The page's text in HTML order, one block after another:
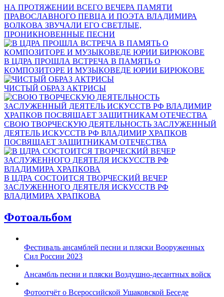
НА ПРОТЯЖЕНИИ ВСЕГО ВЕЧЕРА ПАМЯТИ
ПРАВОСЛАВНОГО ПЕВЦА И ПОЭТА ВЛАДИМИРА
ВОЛКОВА ЗВУЧАЛИ ЕГО СВЕТЛЫЕ,
ПРОНИКНОВЕННЫЕ ПЕСНИ
В ЦДРА ПРОШЛА ВСТРЕЧА В ПАМЯТЬ О
КОМПОЗИТОРЕ И МУЗЫКОВЕДЕ ЮРИИ БИРЮКОВЕ
ЧИСТЫЙ ОБРАЗ АКТРИСЫ
СВОЮ ТВОРЧЕСКУЮ ДЕЯТЕЛЬНОСТЬ ЗАСЛУЖЕННЫЙ
ДЕЯТЕЛЬ ИСКУССТВ РФ ВЛАДИМИР ХРАПКОВ
ПОСВЯЩАЕТ ЗАЩИТНИКАМ ОТЕЧЕСТВА
В ЦДРА СОСТОИТСЯ ТВОРЧЕСКИЙ ВЕЧЕР
ЗАСЛУЖЕННОГО ДЕЯТЕЛЯ ИСКУССТВ РФ
ВЛАДИМИРА ХРАПКОВА
Фотоальбом
Фестиваль ансамблей песни и пляски Вооруженных
Сил России 2023
Ансамбль песни и пляски Воздушно-десантных войск
Фотоотчёт о Всероссийской Ушаковской Беседе